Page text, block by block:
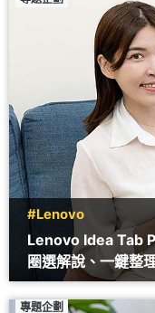
#Lenovo
Lenovo Idea Tab
圈選解說、一鍵整
專題企劃